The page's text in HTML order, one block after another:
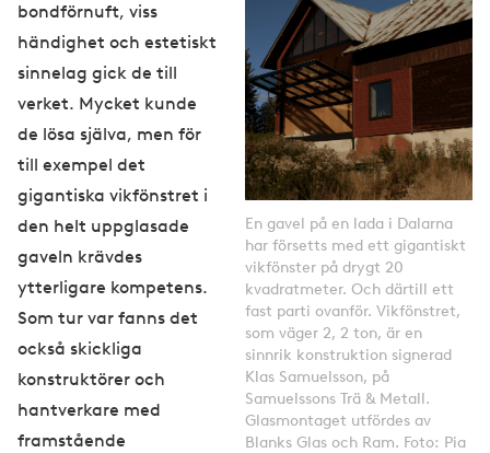
En gavel på en lada i Dalarna
har försetts med ett gigantiskt
vikfönster på drygt 20
kvadratmeter. Och därtill ett
fast parti ovanför. Vikfönstret,
som väger 2, 2 ton, är en
sinnrik konstruktion signerad
Klas Samuelsson, på
Samuelssons Trä & Metall.
Glasmontaget utfördes av
Blanks Glas och Ram. Foto: Pia
bondförnuft, viss
händighet och estetiskt
sinnelag gick de till
verket. Mycket kunde
de lösa själva, men för
till exempel det
gigantiska vikfönstret i
den helt uppglasade
gaveln krävdes
ytterligare kompetens.
Som tur var fanns det
också skickliga
konstruktörer och
hantverkare med
framstående